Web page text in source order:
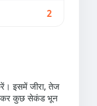
2
इसमें जीरा, तेज
कुछ सेकंड भून